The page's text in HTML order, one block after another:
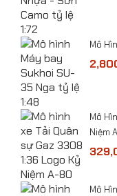
​Mô hình Máy
Mô
​Mô
Niệm
​Mô